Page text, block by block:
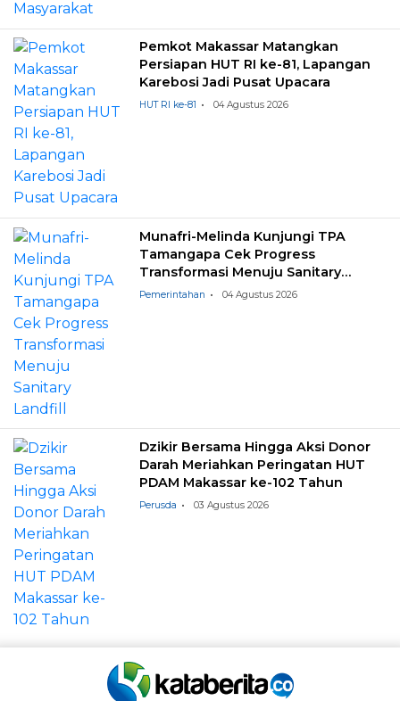
Pemkot Makassar Matangkan
Persiapan HUT RI ke-81, Lapangan
Karebosi Jadi Pusat Upacara
HUT RI ke-81 04 Agustus 2026
Munafri-Melinda Kunjungi TPA
Tamangapa Cek Progress
Transformasi Menuju Sanitary
Landfill
Pemerintahan 04 Agustus 2026
Dzikir Bersama Hingga Aksi Donor
Darah Meriahkan Peringatan HUT
PDAM Makassar ke-102 Tahun
Perusda 03 Agustus 2026